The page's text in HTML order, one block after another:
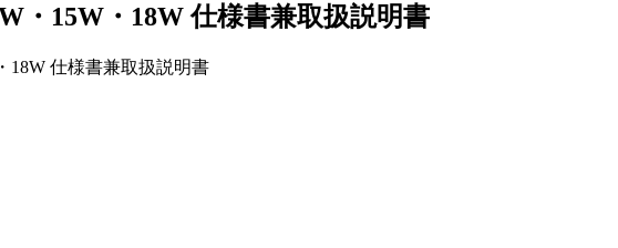
・15W・18W 仕様書兼取扱説明書